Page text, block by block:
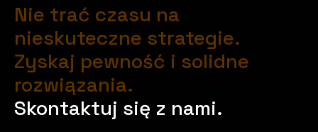
Nie trać czasu na
nieskuteczne strategie.
Zyskaj pewność i solidne
rozwiązania.
Skontaktuj się z nami.